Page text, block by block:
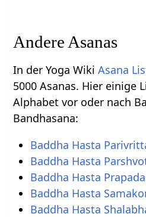
Andere Asanas
In der Yoga WikiAsana
5000 Asanas. Hier einige
Alphabet vor oder nach
Bandhasana:
Baddha Hasta
Baddha Hasta
Baddha Hasta
Baddha Hasta
Baddha Hasta